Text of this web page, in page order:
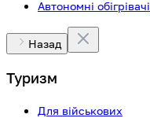
Автономні обігрівачі
Назад
Туризм
Для військових